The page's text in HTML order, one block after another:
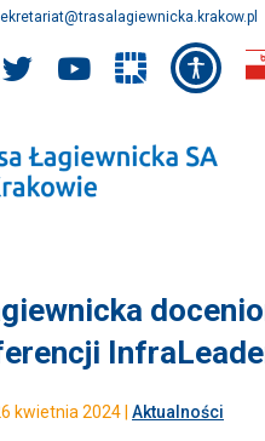
kwietnia 2024 | Aktualności